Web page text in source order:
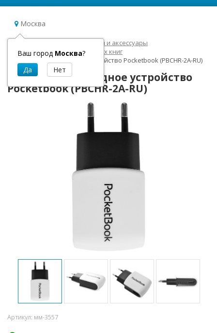
Москва
Ваш город Москва?
Главная
Электронные книги и аксессуары
Аксессуары для электронных книг
Фирменное зарядное устройство Pocketbook (PBCHR-2A-RU)
Фирменное зарядное устройство
Pocketbook (PBCHR-2A-RU)
Артикул: мм-3557